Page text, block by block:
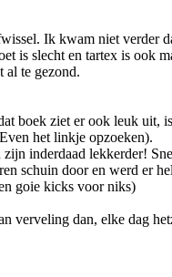
Ik kwam niet verder
is slecht en tartex is ook
al te gezond.
boek ziet er ook leuk uit,
het linkje opzoeken).
inderdaad lekkerder!
schuin door en werd er
goie kicks voor niks)
verveling dan, elke dag